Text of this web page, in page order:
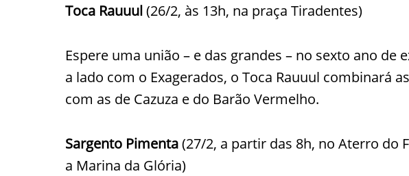
Toca Rauuul(26/2, às 13h, na praça Tiradentes)
Espere uma união – e das grandes – no sexto ano de
a lado com o Exagerados, o Toca Rauuul combinará
com as de Cazuza e do Barão Vermelho.
Sargento Pimenta(27/2, a partir das 8h, no Aterro do
a Marina da Glória)